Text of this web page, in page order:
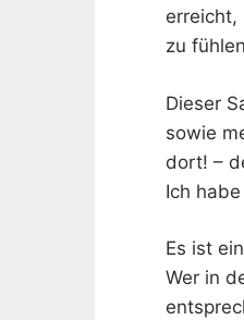
erreicht,
zu
Dieser
sowie
dort! –
Ich
Es ist
Wer in